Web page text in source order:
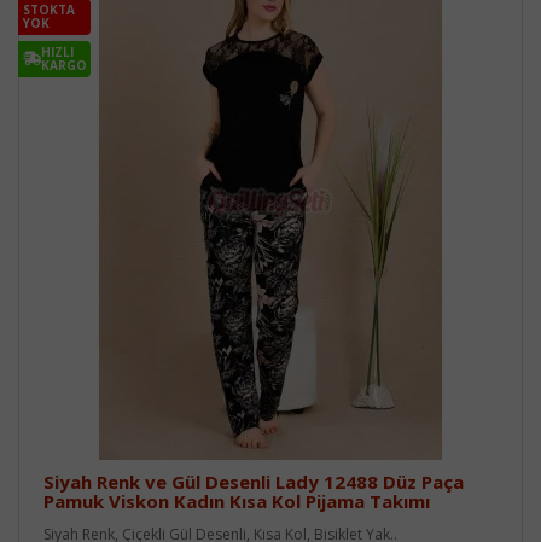
STOKTA
YOK
HIZLI
KARGO
Siyah Renk ve Gül Desenli Lady 12488 Düz Paça
Pamuk Viskon Kadın Kısa Kol Pijama Takımı
Siyah Renk, Çiçekli Gül Desenli, Kısa Kol, Bisiklet Yak..